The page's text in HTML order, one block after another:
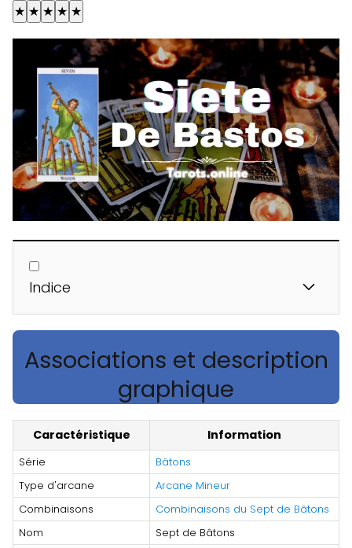
★ ★ ★ ★ ★
Indice
Associations et description
graphique
Caractéristique Information
Série
Bâtons
Type d'arcane
Arcane Mineur
Combinaisons
Combinaisons du Sept de Bâtons
Nom
Sept de Bâtons